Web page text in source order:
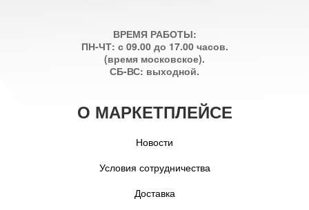
ВРЕМЯ РАБОТЫ:
ПН-ЧТ: с 09.00 до 17.00 часов.
(время московское).
СБ-ВС: выходной.
О МАРКЕТПЛЕЙСЕ
Новости
Условия сотрудничества
Доставка